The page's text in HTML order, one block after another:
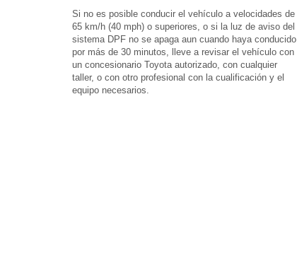
Si no es posible conducir el vehículo a velocidades de
65 km/h (40 mph) o superiores, o si la luz de aviso del
sistema DPF no se apaga aun cuando haya conducido
por más de 30 minutos, lleve a revisar el vehículo con
un concesionario Toyota autorizado, con cualquier
taller, o con otro profesional con la cualificación y el
equipo necesarios.